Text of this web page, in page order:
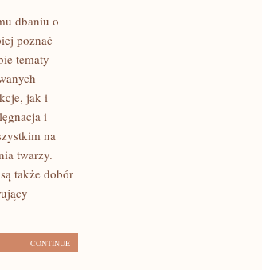
dbaniu o
poznać
tematy
jak i
i
na
twarzy.
także dobór
CONTINUE